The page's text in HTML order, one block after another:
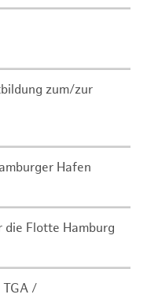
zum/zur
Hafen
Flotte Hamburg
/